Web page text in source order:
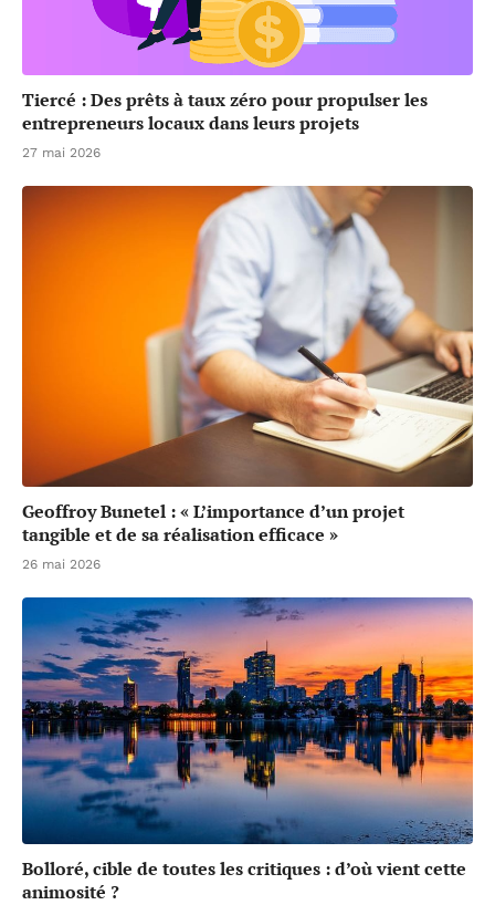
Tiercé : Des prêts à taux zéro pour propulser les
entrepreneurs locaux dans leurs projets
27 mai 2026
Geoffroy Bunetel : « L’importance d’un projet
tangible et de sa réalisation efficace »
26 mai 2026
Bolloré, cible de toutes les critiques : d’où vient cette
animosité ?